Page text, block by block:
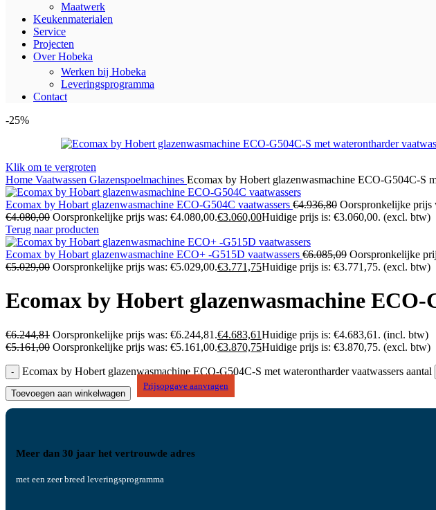
Maatwerk
Keukenmaterialen
Service
Projecten
Over Hobeka
Werken bij Hobeka
Leveringsprogramma
Contact
-25%
Klik om te vergroten
Home Vaatwassen Glazenspoelmachines Ecomax by Hobert glazenwasmachine ECO-G504C-S
Ecomax by Hobart glazenwasmachine ECO-G504C vaatwassers €4.936,80 Oorspronkelijke prijs
€4.080,00 Oorspronkelijke prijs was: €4.080,00.€3.060,00Huidige prijs is: €3.060,00. (excl. btw)
Terug naar producten
Ecomax by Hobart glazenwasmachine ECO+ -G515D vaatwassers €6.085,09 Oorspronkelijke
€5.029,00 Oorspronkelijke prijs was: €5.029,00.€3.771,75Huidige prijs is: €3.771,75. (excl. btw)
Ecomax by Hobert glazenwasmachine
€6.244,81 Oorspronkelijke prijs was: €6.244,81.€4.683,61Huidige prijs is: €4.683,61. (incl. btw)
€5.161,00 Oorspronkelijke prijs was: €5.161,00.€3.870,75Huidige prijs is: €3.870,75. (excl. btw)
Ecomax by Hobert glazenwasmachine ECO-G504C-S met waterontharder vaatwassers aantal
Toevoegen aan winkelwagen
Prijsopgave aanvragen
Meer dan 30 jaar het vertrouwde adres
met een zeer breed leveringsprogramma